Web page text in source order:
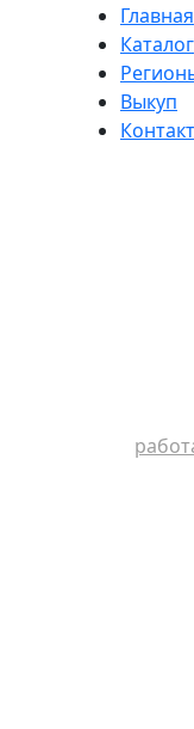
Главная
Каталог
Выкуп